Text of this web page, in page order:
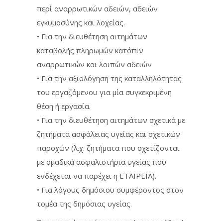
περί αναρρωτικών αδειών, αδειών
εγκυμοσύνης και λοχείας.
• Για την διευθέτηση αιτημάτων
καταβολής πληρωμών κατόπιν
αναρρωτικών και λοιπών αδειών
• Για την αξιολόγηση της καταλληλότητας
του εργαζόμενου για μία συγκεκριμένη
θέση ή εργασία.
• Για την διευθέτηση αιτημάτων σχετικά με
ζητήματα ασφάλειας υγείας και σχετικών
παροχών (λ.χ. ζητήματα που σχετίζονται
με ομαδικά ασφαλιστήρια υγείας που
ενδέχεται να παρέχει η ΕΤΑΙΡΕΙΑ).
• Για λόγους δημόσιου συμφέροντος στον
τομέα της δημόσιας υγείας.